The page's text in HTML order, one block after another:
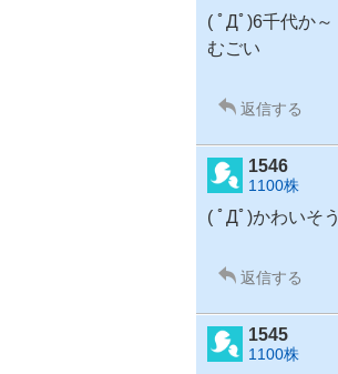
( ﾟДﾟ)6千代か～
むごい
返信する
1546
1100株
( ﾟДﾟ)かわいそう
返信する
1545
1100株